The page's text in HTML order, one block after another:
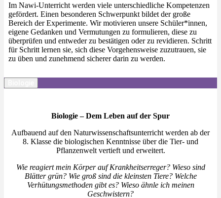
Im Nawi-Unterricht werden viele unterschiedliche Kompetenzen
gefördert. Einen besonderen Schwerpunkt bildet der große
Bereich der Experimente. Wir motivieren unsere Schüler*innen,
eigene Gedanken und Vermutungen zu formulieren, diese zu
überprüfen und entweder zu bestätigen oder zu revidieren. Schritt
für Schritt lernen sie, sich diese Vorgehensweise zuzutrauen, sie
zu üben und zunehmend sicherer darin zu werden.
Biologie – Dem Leben auf der Spur
Aufbauend auf den Naturwissenschaftsunterricht werden ab der
8. Klasse die biologischen Kenntnisse über die Tier- und
Pflanzenwelt vertieft und erweitert.
Wie reagiert mein Körper auf Krankheitserreger? Wieso sind
Blätter grün? Wie groß sind die kleinsten Tiere? Welche
Verhütungsmethoden gibt es? Wieso ähnle ich meinen
Geschwistern?